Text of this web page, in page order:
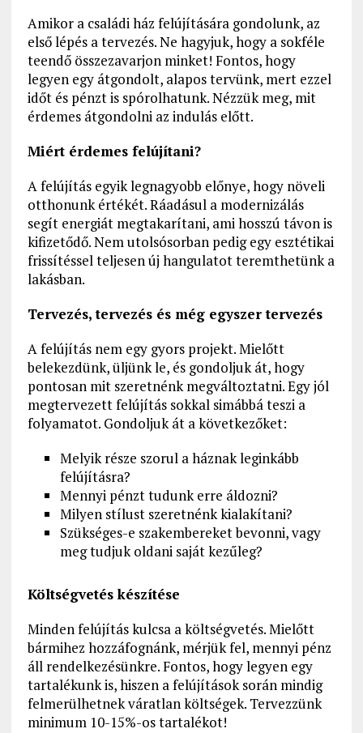
Amikor a családi ház felújítására gondolunk, az
első lépés a tervezés. Ne hagyjuk, hogy a sokféle
teendő összezavarjon minket! Fontos, hogy
legyen egy átgondolt, alapos tervünk, mert ezzel
időt és pénzt is spórolhatunk. Nézzük meg, mit
érdemes átgondolni az indulás előtt.
Miért érdemes felújítani?
A felújítás egyik legnagyobb előnye, hogy növeli
otthonunk értékét. Ráadásul a modernizálás
segít energiát megtakarítani, ami hosszú távon is
kifizetődő. Nem utolsósorban pedig egy esztétikai
frissítéssel teljesen új hangulatot teremthetünk a
lakásban.
Tervezés, tervezés és még egyszer tervezés
A felújítás nem egy gyors projekt. Mielőtt
belekezdünk, üljünk le, és gondoljuk át, hogy
pontosan mit szeretnénk megváltoztatni. Egy jól
megtervezett felújítás sokkal simábbá teszi a
folyamatot. Gondoljuk át a következőket:
Melyik része szorul a háznak leginkább
felújításra?
Mennyi pénzt tudunk erre áldozni?
Milyen stílust szeretnénk kialakítani?
Szükséges-e szakembereket bevonni, vagy
meg tudjuk oldani saját kezűleg?
Költségvetés készítése
Minden felújítás kulcsa a költségvetés. Mielőtt
bármihez hozzáfognánk, mérjük fel, mennyi pénz
áll rendelkezésünkre. Fontos, hogy legyen egy
tartalékunk is, hiszen a felújítások során mindig
felmerülhetnek váratlan költségek. Tervezzünk
minimum 10-15%-os tartalékot!